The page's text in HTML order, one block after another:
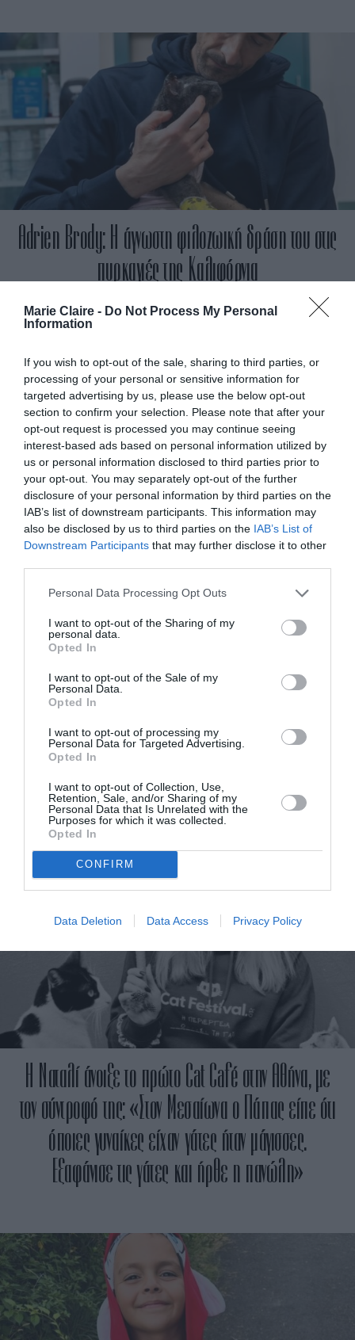
Marie Claire - Do Not Process My Personal
Information
If you wish to opt-out of the sale, sharing to third parties, or
processing of your personal or sensitive information for
targeted advertising by us, please use the below opt-out
section to confirm your selection. Please note that after your
opt-out request is processed you may continue seeing
interest-based ads based on personal information utilized by
us or personal information disclosed to third parties prior to
your opt-out. You may separately opt-out of the further
disclosure of your personal information by third parties on the
IAB’s list of downstream participants. This information may
also be disclosed by us to third parties on the IAB’s List of
Downstream Participants that may further disclose it to other
Personal Data Processing Opt Outs
I want to opt-out of the Sharing of my
personal data.
Opted In
I want to opt-out of the Sale of my
Personal Data.
Opted In
I want to opt-out of processing my
Personal Data for Targeted Advertising.
Opted In
I want to opt-out of Collection, Use,
Retention, Sale, and/or Sharing of my
Personal Data that Is Unrelated with the
Purposes for which it was collected.
Opted In
CONFIRM
Data Deletion Data Access Privacy Policy
Adrien Brody: Η άγνωστη φιλοζωική δράση του στις
πυρκαγιές της Καλιφόρνια
Η γάτα που πήρε μόνη της το τρένο και έκανε ένα
ταξίδι σχεδόν 30 χιλιομέτρων
Η Ναταλί άνοιξε το πρώτο Cat Café στην Αθήνα, με
τον σύντροφό της: «Στον Μεσαίωνα ο Πάπας είπε ότι
όποιες γυναίκες είχαν γάτες ήταν μάγισσες.
Εξαφάνισε τις γάτες και ήρθε η πανώλη»